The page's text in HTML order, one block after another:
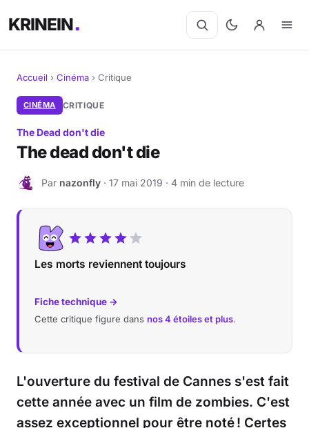
KRINEIN
Cinéma
Séries
Livres
Jeux vidéo
Jeux de société
Sciences & Tech
Accueil › Cinéma › Critique
CINÉMA CRITIQUE
The Dead don't die
The dead don't die
N Par nazonfly · 17 mai 2019 · 4 min de lecture
Les morts reviennent toujours
Fiche technique →
Cette critique figure dans nos 4 étoiles et plus.
L'ouverture du festival de Cannes s'est fait
cette année avec un film de zombies. C'est
assez exceptionnel pour être noté ! Certes